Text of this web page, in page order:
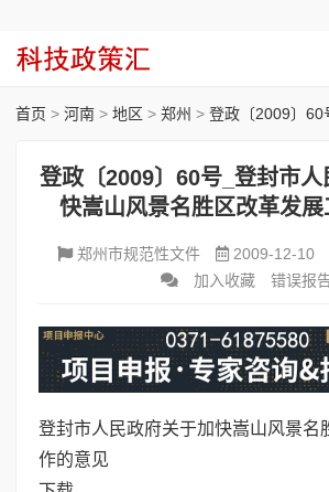
首页 > 河南 > 地区 > 郑州 > 登政〔2009〕60号_登封市人民政府
登政〔2009〕60号_登封市人
快嵩山风景名胜区改革发
郑州市规范性文件 2009-12-10
加入收藏
错误报
登封市人民政府关于加快嵩山风景名
作的意见